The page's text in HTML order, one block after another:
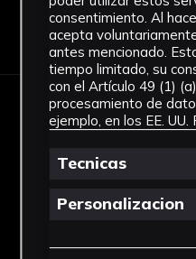
consentimiento. Al
acepta
antes mencionado.
tiempo limitado, su
con el Artículo 49 (1)
procesamiento de
ejemplo, en los EE. UU.
Tecnicas
Personalizacion